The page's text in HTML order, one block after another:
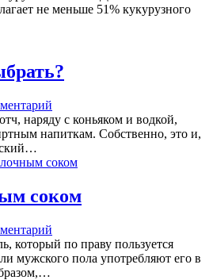
не меньше 51% кукурузного
наряду с коньяком и водкой,
напиткам. Собственно, это и,
соком
который по праву пользуется
мужского пола употребляют его в